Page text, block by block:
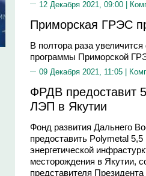
12 Декабря 2021, 09:00 |
Приморская ГРЭС
В полтора раза
программы Приморской
09 Декабря 2021, 11:05 |
ФРДВ предоставит
ЛЭП в Якутии
Фонд развития Дальнего
предоставить Polymetal
энергетической
месторождения в Якутии,
представителя